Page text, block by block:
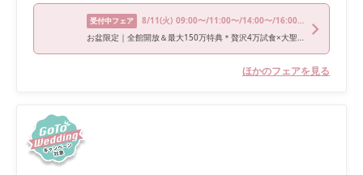
受付中フェア 8/11(火) 09:00〜/11:00〜/14:00〜/16:00〜
お盆限定｜全館開放＆最大150万特典＊贅沢4万試食×大聖堂体験
ほかのフェアを見る